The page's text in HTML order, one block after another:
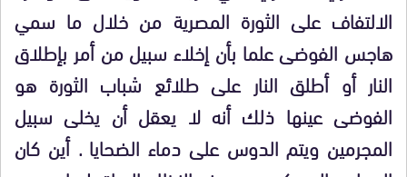
الالتفاف على الثورة المصرية من خلال ما سمي
هاجس الفوضى علما بأن إخلاء سبيل من أمر بإطلاق
النار أو أطلق النار على طلائع شباب الثورة هو
الفوضى عينها ذلك أنه لا يعقل أن يخلى سبيل
المجرمين ويتم الدوس على دماء الضحايا . أين كان